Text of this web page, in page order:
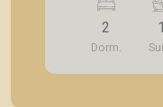
de beleza.
2
Dorm.
1